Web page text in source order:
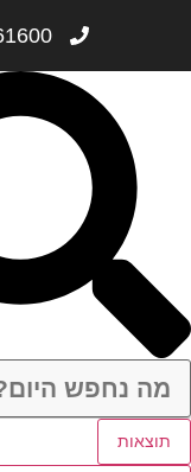
תוצאות